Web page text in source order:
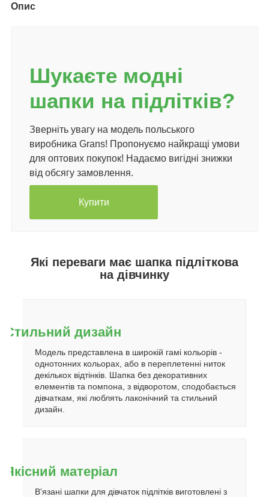
Опис
Шукаєте модні
шапки на підлітків?
Зверніть увагу на модель польського
виробника Grans! Пропонуємо найкращі умови
для оптових покупок! Надаємо вигідні знижки
від обсягу замовлення.
Купити
Які переваги має шапка підліткова
на дівчинку
Стильний дизайн
Модель представлена в широкій гамі кольорів -
однотонних кольорах, або в переплетенні ниток
декількох відтінків. Шапка без декоративних
елементів та помпона, з відворотом, сподобається
дівчаткам, які люблять лаконічний та стильний
дизайн.
Якісний матеріал
В'язані шапки для дівчаток підлітків виготовлені з